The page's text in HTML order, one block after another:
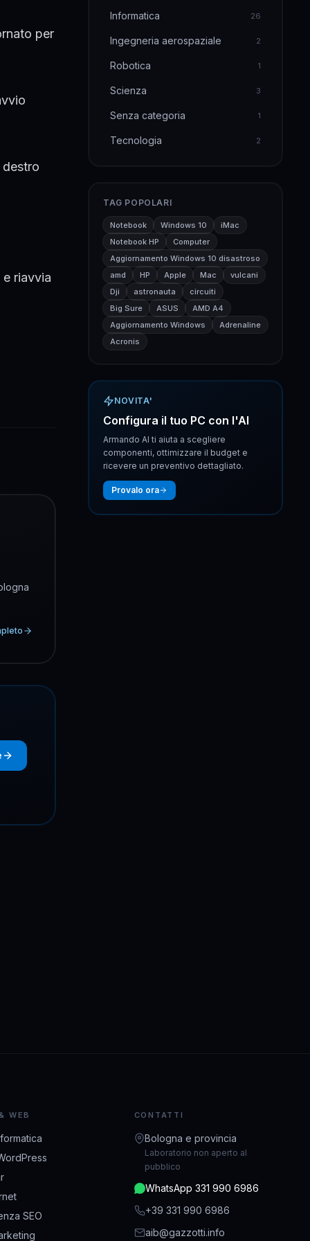
per
e riavvia
Informatica 26
Ingegneria aerospaziale 2
Robotica 1
Scienza 3
Senza categoria 1
Tecnologia 2
TAG POPOLARI
Notebook Windows 10
iMac
Notebook HP
Computer
Aggiornamento Windows 10 disastroso
amd
HP Apple Mac
vulcani
Dji
astronauta
circuiti
Big Sure
ASUS
AMD A4
Aggiornamento Windows
Adrenaline
Acronis
NOVITA'
Configura il tuo PC con l'AI
Armando AI ti aiuta a scegliere
componenti, ottimizzare il budget e
ricevere un preventivo dettagliato.
Provalo ora
WEB
SEO
CONTATTI
Bologna e provincia
Laboratorio non aperto al
pubblico
WhatsApp 331 990 6986
+39 331 990 6986
aib@gazzotti.info